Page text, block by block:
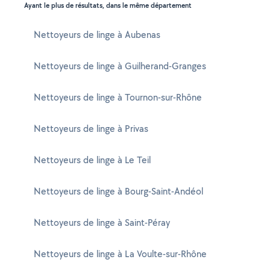
Ayant le plus de résultats, dans le même département
Nettoyeurs de linge à Aubenas
Nettoyeurs de linge à Guilherand-Granges
Nettoyeurs de linge à Tournon-sur-Rhône
Nettoyeurs de linge à Privas
Nettoyeurs de linge à Le Teil
Nettoyeurs de linge à Bourg-Saint-Andéol
Nettoyeurs de linge à Saint-Péray
Nettoyeurs de linge à La Voulte-sur-Rhône